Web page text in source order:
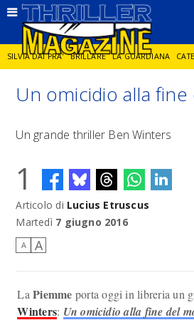
SILVIA DAI PRA' BRILLARE LA GUARDIANA
JORGE DIAZ LA SPIA DELITTO IN CORNICE
Un omicidio alla
Un grande thriller Ben Winters
1
Articolo di Lucius Etruscus
Martedì 7 giugno 2016
A A
LaPiemme porta oggi in libreria un
Winters: Un omicidio alla fine del